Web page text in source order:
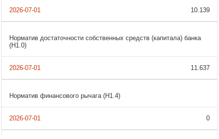
10.139
Норматив достаточности собственных средств (капитала) банка
(H1.0)
11.637
Норматив финансового рычага (Н1.4)
0